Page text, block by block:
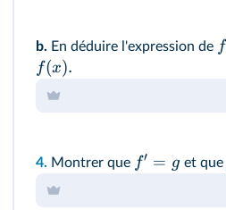
b. En déduire l'expression de f
f(x).
4. Montrer que f′ = g et que